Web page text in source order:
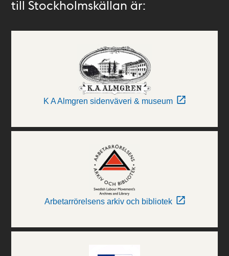
till Stockholmskällan är:
K A Almgren sidenväveri & museum
Arbetarrörelsens arkiv och bibliotek